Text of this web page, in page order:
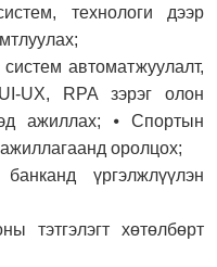
технологи дээр
автоматжуулалт,
UX, RPA зэрэг олон
ажиллах; ⦁ Спортын
оролцох;
үргэлжлүүлэн
тэтгэлэгт хөтөлбөрт